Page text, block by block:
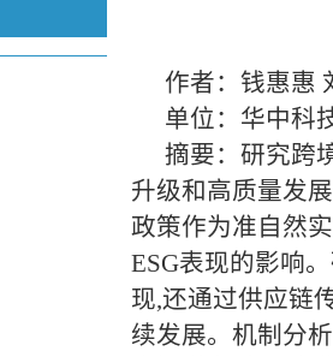
作者：钱惠惠
单位：华中科
摘要： 研究跨
升级和高质量发
政策作为准自然
ESG表现的影响
现,还通过供应链
续发展。机制分